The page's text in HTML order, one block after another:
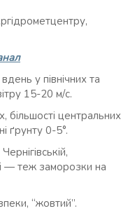
у північних та
15-20 м/с.
більшості центральних
ґрунту 0-5°.
— теж заморозки на
“жовтий”.